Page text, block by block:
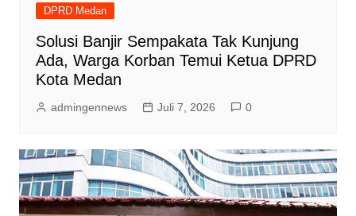
DPRD Medan
Solusi Banjir Sempakata Tak Kunjung
Ada, Warga Korban Temui Ketua DPRD
Kota Medan
admingennews Juli 7, 2026 0